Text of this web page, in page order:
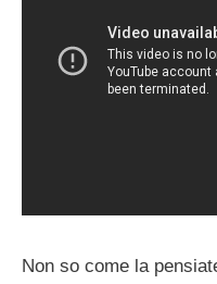
Non so come la